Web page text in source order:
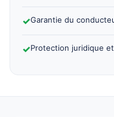
✓Garantie du
✓Protection juridique